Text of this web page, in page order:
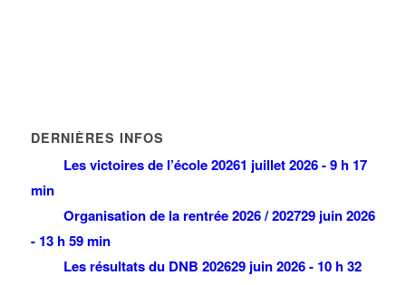
DERNIÈRES INFOS
Les victoires de l’école 20261 juillet 2026 - 9 h 17
min
Organisation de la rentrée 2026 / 202729 juin 2026
- 13 h 59 min
Les résultats du DNB 202629 juin 2026 - 10 h 32